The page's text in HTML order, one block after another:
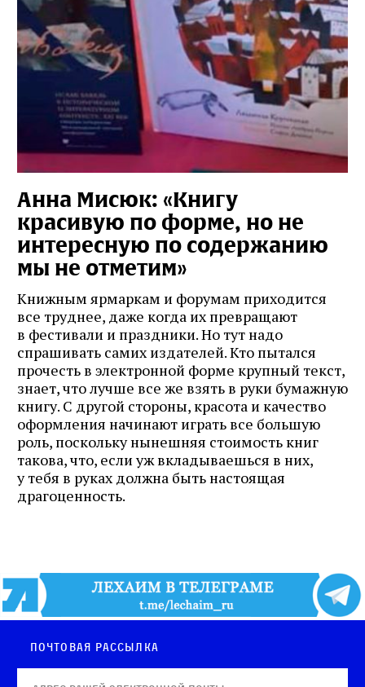
Анна Мисюк: «Книгу
красивую по форме, но не
интересную по содержанию
мы не отметим»
Книжным ярмаркам и форумам приходится
все труднее, даже когда их превращают
в фестивали и праздники. Но тут надо
спрашивать самих издателей. Кто пытался
прочесть в электронной форме крупный текст,
знает, что лучше все же взять в руки бумажную
книгу. С другой стороны, красота и качество
оформления начинают играть все большую
роль, поскольку нынешняя стоимость книг
такова, что, если уж вкладываешься в них,
у тебя в руках должна быть настоящая
драгоценность.
Почтовая рассылка